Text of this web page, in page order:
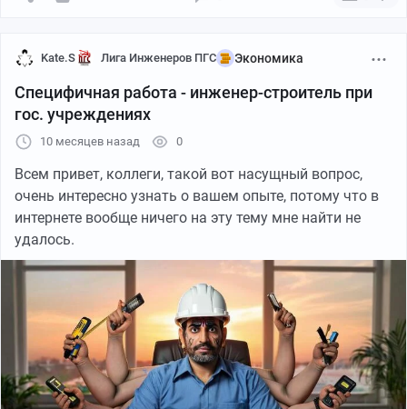
Kate.S Лига Инженеров ПГС Экономика
Специфичная работа - инженер-строитель при
гос. учреждениях
10 месяцев назад 0
Всем привет, коллеги, такой вот насущный вопрос,
очень интересно узнать о вашем опыте, потому что в
интернете вообще ничего на эту тему мне найти не
удалось.